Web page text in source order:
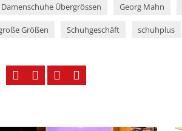
Damenschuhe Übergrössen Georg Mahn
Größen Schuhgeschäft schuhplus